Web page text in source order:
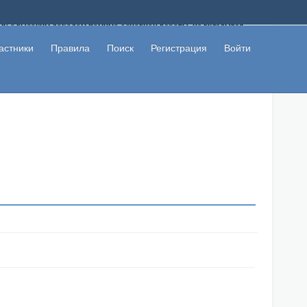
с высоким доходом помимо основной работы, не вкладывая
не попались на развод. Вы сможете начать зарабатывать
Правила Поиск Регистрация Войти